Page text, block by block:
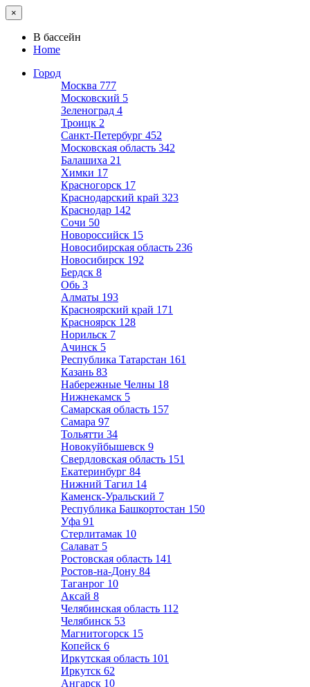
×
В бассейн
Home
Город
Москва 777
Московский 5
Зеленоград 4
Троицк 2
Санкт-Петербург 452
Московская область 342
Балашиха 21
Химки 17
Красногорск 17
Краснодарский край 323
Краснодар 142
Сочи 50
Новороссийск 15
Новосибирская область 236
Новосибирск 192
Бердск 8
Обь 3
Алматы 193
Красноярский край 171
Красноярск 128
Норильск 7
Ачинск 5
Республика Татарстан 161
Казань 83
Набережные Челны 18
Нижнекамск 5
Самарская область 157
Самара 97
Тольятти 34
Новокуйбышевск 9
Свердловская область 151
Екатеринбург 84
Нижний Тагил 14
Каменск-Уральский 7
Республика Башкортостан 150
Уфа 91
Стерлитамак 10
Салават 5
Ростовская область 141
Ростов-на-Дону 84
Таганрог 10
Аксай 8
Челябинская область 112
Челябинск 53
Магнитогорск 15
Копейск 6
Иркутская область 101
Иркутск 62
Ангарск 10